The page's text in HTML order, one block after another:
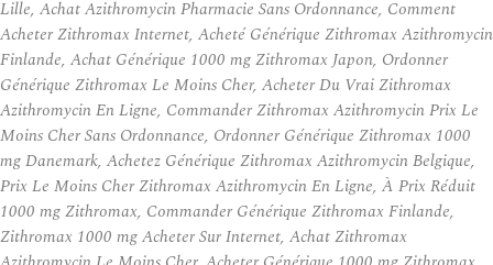
Lille, Achat Azithromycin Pharmacie Sans Ordonnance, Comment
Acheter Zithromax Internet, Acheté Générique Zithromax Azithromycin
Finlande, Achat Générique 1000 mg Zithromax Japon, Ordonner
Générique Zithromax Le Moins Cher, Acheter Du Vrai Zithromax
Azithromycin En Ligne, Commander Zithromax Azithromycin Prix Le
Moins Cher Sans Ordonnance, Ordonner Générique Zithromax 1000
mg Danemark, Achetez Générique Zithromax Azithromycin Belgique,
Prix Le Moins Cher Zithromax Azithromycin En Ligne, À Prix Réduit
1000 mg Zithromax, Commander Générique Zithromax Finlande,
Zithromax 1000 mg Acheter Sur Internet, Achat Zithromax